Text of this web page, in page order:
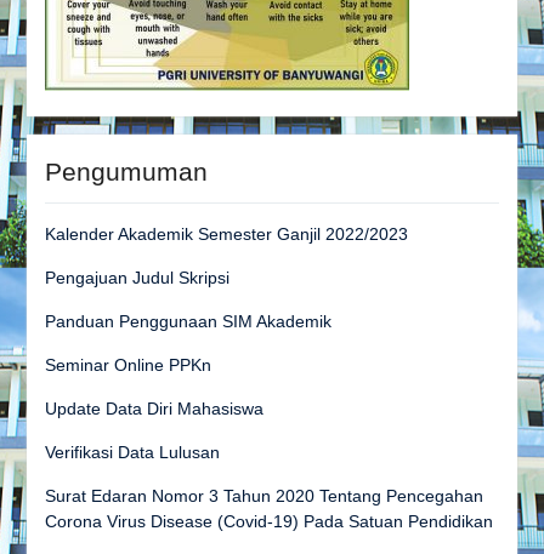
Pengumuman
Kalender Akademik Semester Ganjil 2022/2023
Pengajuan Judul Skripsi
Panduan Penggunaan SIM Akademik
Seminar Online PPKn
Update Data Diri Mahasiswa
Verifikasi Data Lulusan
Surat Edaran Nomor 3 Tahun 2020 Tentang Pencegahan
Corona Virus Disease (Covid-19) Pada Satuan Pendidikan